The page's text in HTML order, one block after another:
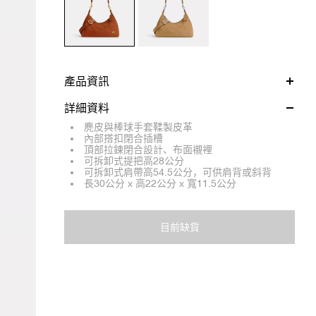
產品資訊
詳細資料
麂皮與棒球手套鞣製皮革
內部搭扣閉合插槽
頂部拉鍊閉合設計、布面襯裡
可拆卸式提把高28公分
可拆卸式肩帶高54.5公分，可供肩背或斜背
長30公分 x 高22公分 x 寬11.5公分
目前缺貨